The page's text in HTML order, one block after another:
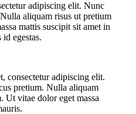
adipiscing elit. Nunc
aliquam risus ut pretium
mattis suscipit sit amet in
egestas.
consectetur adipiscing elit.
pretium. Nulla aliquam
Ut vitae dolor eget massa